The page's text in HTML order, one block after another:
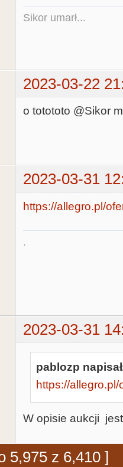
Sikor umarł...
2023-03-22
o totototo @Sikor
2023-03-31
https://allegro.pl/
.
2023-03-31
pablozp
https://
W opisie aukcji
5,975 z 6,410 ]